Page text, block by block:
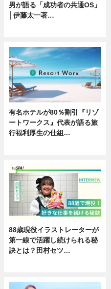
男が語る「成功者の共通OS」
│伊藤太一著…
有名ホテルが80％割引『リゾ
ートワークス』代表が語る旅
行福利厚生の仕組…
88歳現役イラストレーターが
第一線で活躍し続けられる秘
訣とは？田村セツ…